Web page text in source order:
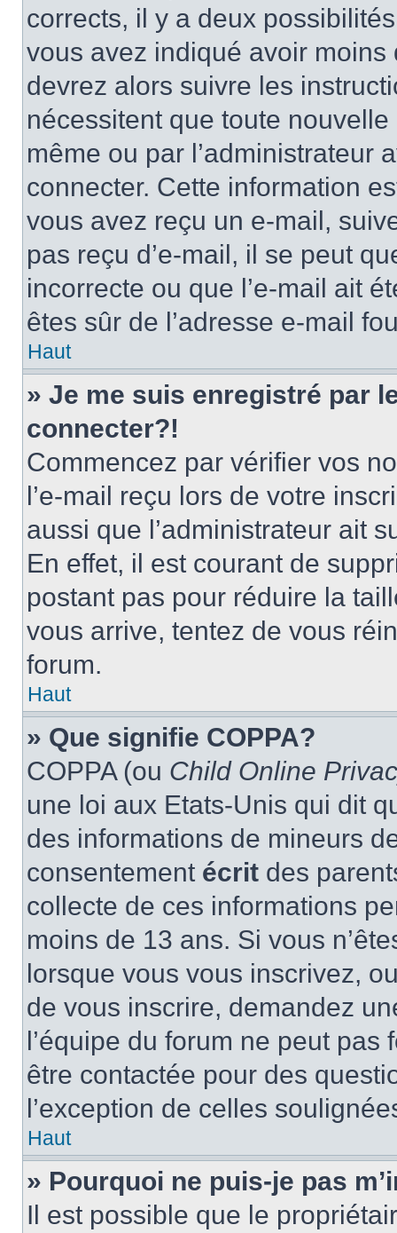
corrects, il y a deux
vous avez indiqué avoir moins
devrez alors suivre les
nécessitent que toute
même ou par l’administrateur
connecter. Cette information
vous avez reçu un e-mail,
pas reçu d’e-mail, il se peut
incorrecte ou que l’e-mail ait
êtes sûr de l’adresse e-mail
Haut
» Je me suis enregistré par
connecter?!
Commencez par vérifier vos
l’e-mail reçu lors de votre
aussi que l’administrateur ait
En effet, il est courant de
postant pas pour réduire la
vous arrive, tentez de vous
forum.
Haut
» Que signifie COPPA?
COPPA (ou Child Online
une loi aux Etats-Unis qui dit
des informations de mineurs
consentement écrit des
collecte de ces informations
moins de 13 ans. Si vous
lorsque vous vous inscrivez,
de vous inscrire, demandez
l’équipe du forum ne peut
être contactée pour des
l’exception de celles
Haut
» Pourquoi ne puis-je pas
Il est possible que le